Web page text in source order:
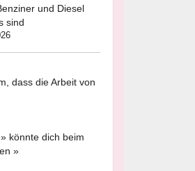
und Diesel
sind
dass die Arbeit von
könnte dich beim
»